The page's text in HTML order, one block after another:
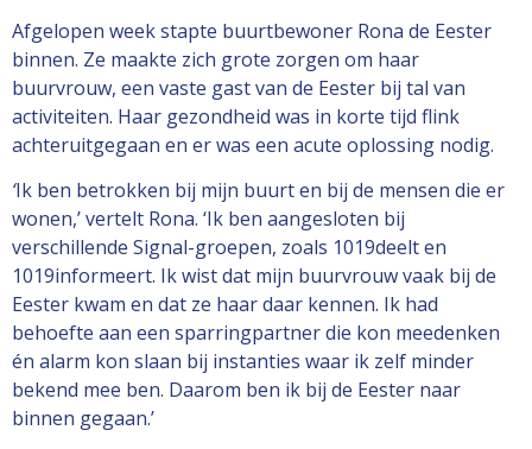
Afgelopen week stapte buurtbewoner Rona de Eester
binnen. Ze maakte zich grote zorgen om haar
buurvrouw, een vaste gast van de Eester bij tal van
activiteiten. Haar gezondheid was in korte tijd flink
achteruitgegaan en er was een acute oplossing nodig.
‘Ik ben betrokken bij mijn buurt en bij de mensen die er
wonen,’ vertelt Rona. ‘Ik ben aangesloten bij
verschillende Signal-groepen, zoals 1019deelt en
1019informeert. Ik wist dat mijn buurvrouw vaak bij de
Eester kwam en dat ze haar daar kennen. Ik had
behoefte aan een sparringpartner die kon meedenken
én alarm kon slaan bij instanties waar ik zelf minder
bekend mee ben. Daarom ben ik bij de Eester naar
binnen gegaan.’